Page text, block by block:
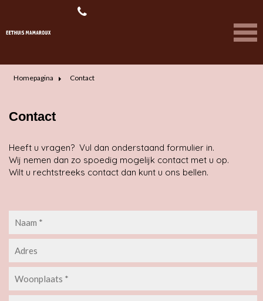
Homepagina Contact
Contact
Heeft u vragen?Vul dan onderstaand formulier in.
Wij nemen dan zo spoedig mogelijk contact met u op.
Wilt u rechtstreeks contact dan kunt u ons bellen.